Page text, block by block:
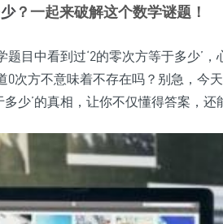
？一起来破解这个数学谜题！
题目中看到过‘2的零次方等于多少’
0次方不意味着不存在吗？别急，今
多少’的真相，让你不仅懂得答案，还